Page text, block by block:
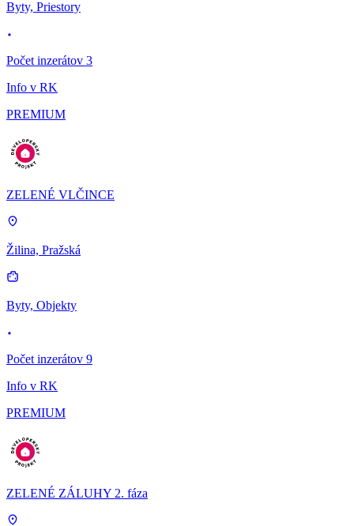
Byty, Priestory
Počet inzerátov 3
Info v RK
PREMIUM
ZELENÉ VLČINCE
Žilina, Pražská
Byty, Objekty
Počet inzerátov 9
Info v RK
PREMIUM
ZELENÉ ZÁLUHY 2. fáza